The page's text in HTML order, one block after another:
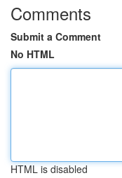
Comments
Submit a Comment
No HTML
HTML is disabled